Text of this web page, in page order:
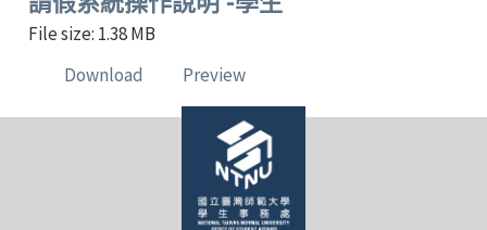
File size: 1.38 MB
Download
Preview